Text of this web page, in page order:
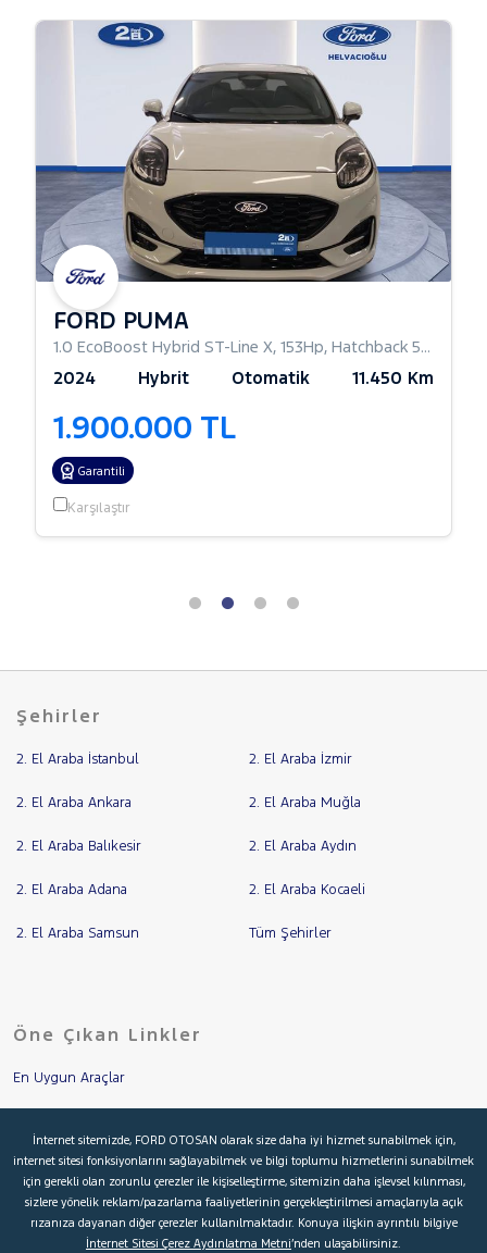
FORD PUMA
1.0 EcoBoost Hybrid ST-Line X, 153Hp, Hatchback 5 Kapı
2024 Hybrit Otomatik 11.450 Km
1.900.000 TL
Garantili
Karşılaştır
Şehirler
2. El Araba İstanbul 2. El Araba İzmir
2. El Araba Ankara 2. El Araba Muğla
2. El Araba Balıkesir 2. El Araba Aydın
2. El Araba Adana 2. El Araba Kocaeli
2. El Araba Samsun Tüm Şehirler
Öne Çıkan Linkler
En Uygun Araçlar
İkinci El Garanti
Kampanyalar
İnternet sitemizde, FORD OTOSAN olarak size daha iyi hizmet sunabilmek için,
internet sitesi fonksiyonlarını sağlayabilmek ve bilgi toplumu hizmetlerini sunabilmek
için gerekli olan zorunlu çerezler ile kişiselleştirme, sitemizin daha işlevsel kılınması,
sizlere yönelik reklam/pazarlama faaliyetlerinin gerçekleştirilmesi amaçlarıyla açık
rızanıza dayanan diğer çerezler kullanılmaktadır. Konuya ilişkin ayrıntılı bilgiye
İnternet Sitesi Çerez Aydınlatma Metni’nden ulaşabilirsiniz.